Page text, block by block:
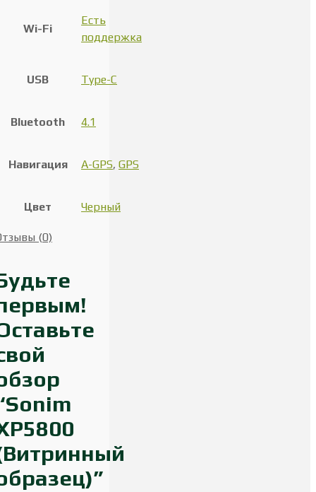
Wi-Fi
Есть
поддержка
USB Type-C
Bluetooth 4.1
Навигация A-GPS, GPS
Цвет Черный
(0)